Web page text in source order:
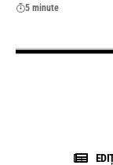
5 minute